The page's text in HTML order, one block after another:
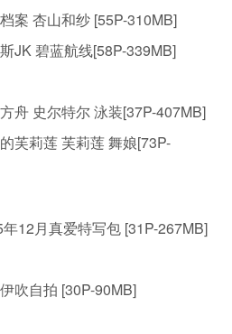
案 杏山和纱 [55P-310MB]
JK 碧蓝航线[58P-339MB]
舟 史尔特尔 泳装[37P-407MB]
芙莉莲 芙莉莲 舞娘[73P-
12月真爱特写包 [31P-267MB]
吹自拍 [30P-90MB]